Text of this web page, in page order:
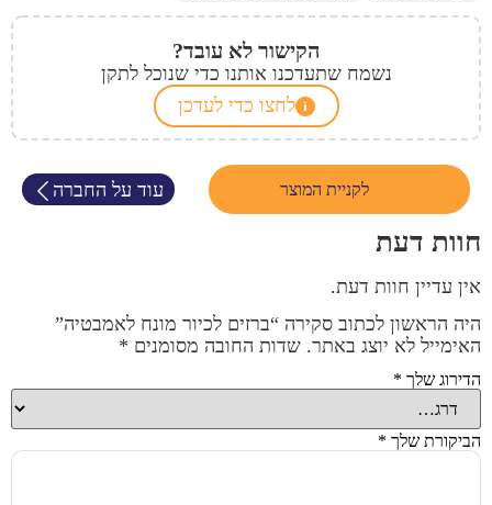
הקישור לא עובד?
נשמח שתעדכנו אותנו כדי שנוכל לתקן
לחצו כדי לעדכן
לקניית המוצר עוד על החברה
חוות דעת
אין עדיין חוות דעת.
היה הראשון לכתוב סקירה “ברזים לכיור מונח לאמבטיה”
האימייל לא יוצג באתר. שדות החובה מסומנים *
הדירוג שלך *
הביקורת שלך *